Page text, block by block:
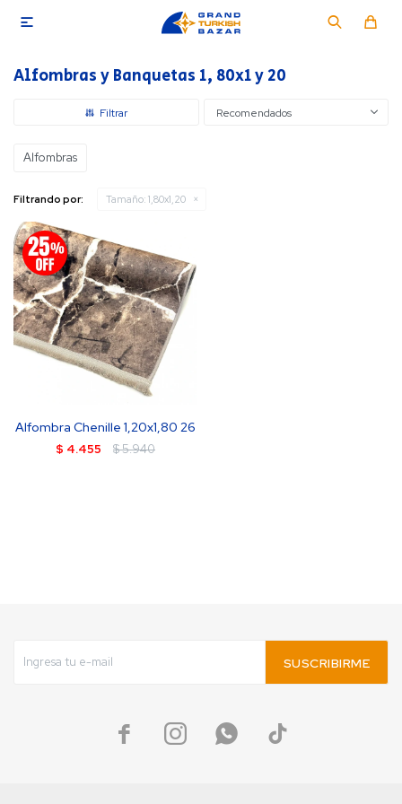

Alfombras y Banquetas 1, 80x1 y 20
Recomendados
Alfombras
Filtrando por: Tamaño: 1,80x1,20
Alfombra Chenille 1,20x1,80 26
$ 4.455 $5.940
SUSCRIBIRME
   